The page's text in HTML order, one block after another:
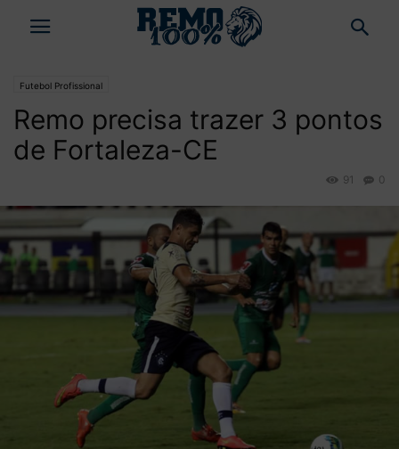
Futebol Profissional
Remo precisa trazer 3 pontos
de Fortaleza-CE
0
91